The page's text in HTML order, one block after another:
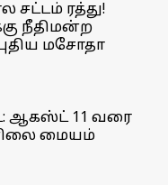
சட்டம் ரத்து!
நீதிமன்ற
மசோதா
ஆகஸ்ட் 11 வரை
மையம்